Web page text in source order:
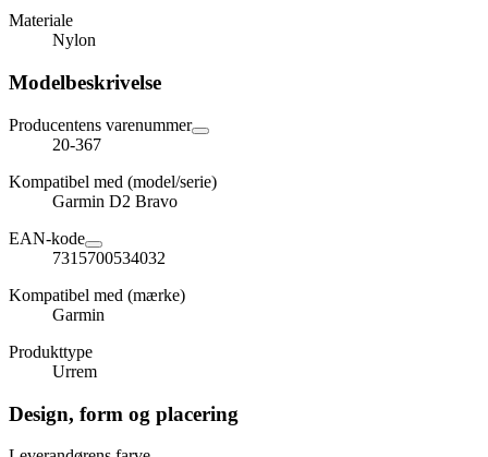
Materiale
Nylon
Modelbeskrivelse
Producentens varenummer
20-367
Kompatibel med (model/serie)
Garmin D2 Bravo
EAN-kode
7315700534032
Kompatibel med (mærke)
Garmin
Produkttype
Urrem
Design, form og placering